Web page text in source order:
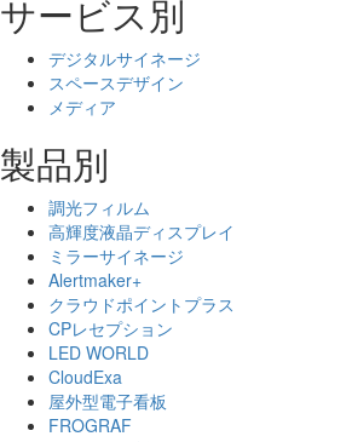
サービス別
デジタルサイネージ
スペースデザイン
メディア
製品別
調光フィルム
高輝度液晶ディスプレイ
ミラーサイネージ
Alertmaker+
クラウドポイントプラス
CPレセプション
LED WORLD
CloudExa
屋外型電子看板
FROGRAF